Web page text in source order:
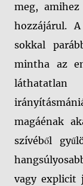
meg,
hozzájárul.
sokkal
mintha az
magáénak
szívéből
vagy explicit